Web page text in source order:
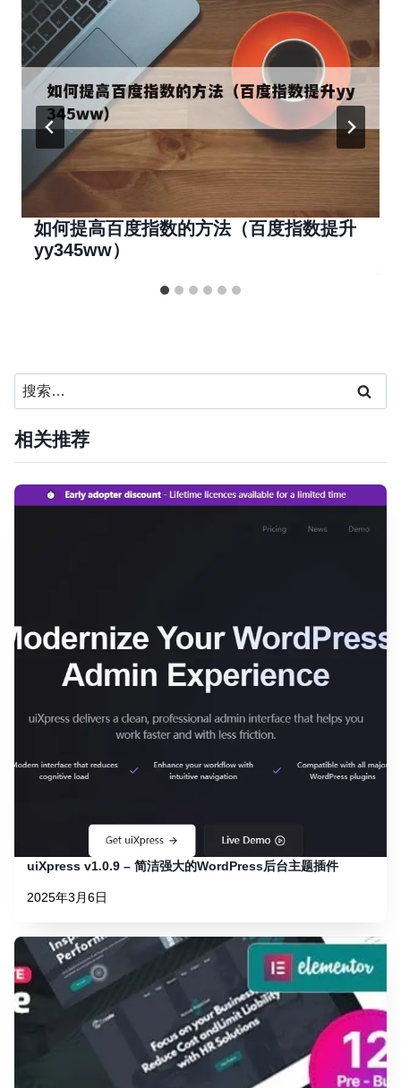
如何提高百度指数的方法（百度指数提升
yy345ww）
搜
索：
相关推荐
uiXpress v1.0.9 – 简洁强大的WordPress后台主题插件
2025年3月6日